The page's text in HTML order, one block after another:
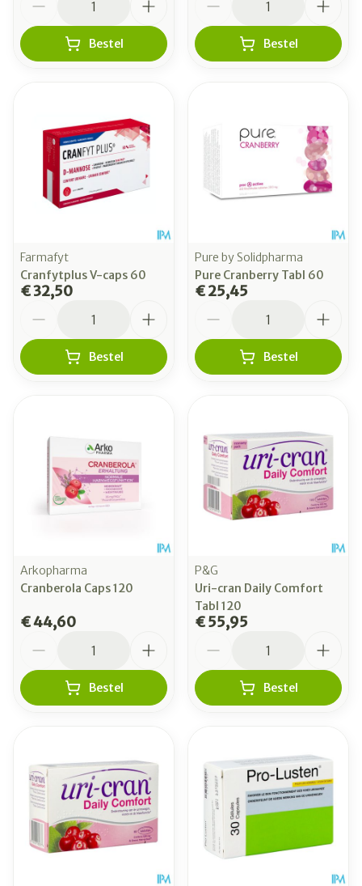
Bestel Bestel
Farmafyt
Cranfytplus V-caps 60
€ 32,50
Bestel
Pure by Solidpharma
Pure Cranberry Tabl 60
€ 25,45
Bestel
Arkopharma
Cranberola Caps 120
€ 44,60
Bestel
P&G
Uri-cran Daily Comfort
Tabl 120
€ 55,95
Bestel